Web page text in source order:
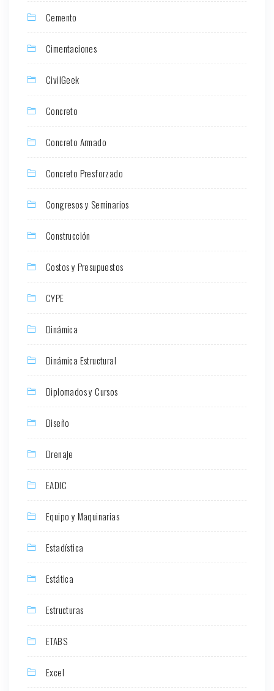
Cemento
Cimentaciones
CivilGeek
Concreto
Concreto Armado
Concreto Presforzado
Congresos y Seminarios
Construcción
Costos y Presupuestos
CYPE
Dinámica
Dinámica Estructural
Diplomados y Cursos
Diseño
Drenaje
EADIC
Equipo y Maquinarias
Estadística
Estática
Estructuras
ETABS
Excel